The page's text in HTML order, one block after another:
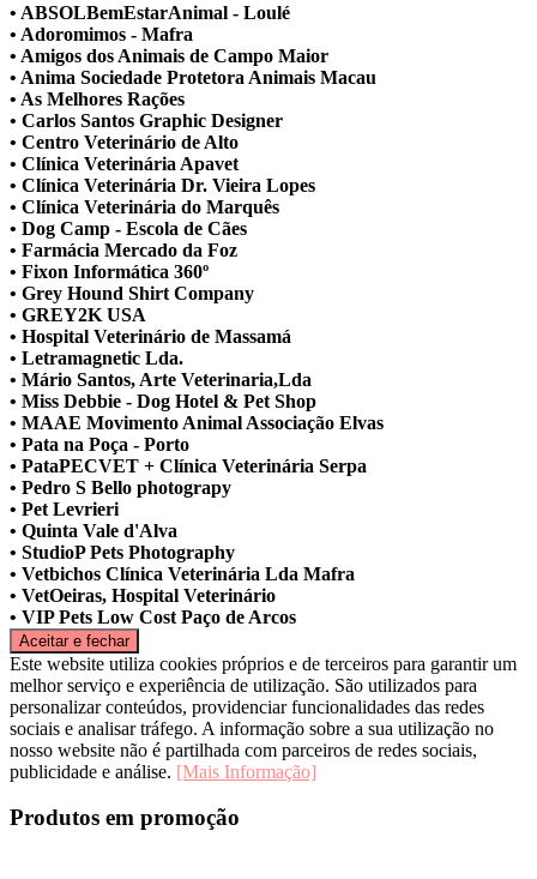
• ABSOLBemEstarAnimal - Loulé
• Adoromimos - Mafra
• Amigos dos Animais de Campo Maior
• Anima Sociedade Protetora Animais Macau
• As Melhores Rações
• Carlos Santos Graphic Designer
• Centro Veterinário de Alto
• Clínica Veterinária Apavet
• Clínica Veterinária Dr. Vieira Lopes
• Clínica Veterinária do Marquês
• Dog Camp - Escola de Cães
• Farmácia Mercado da Foz
• Fixon Informática 360º
• Grey Hound Shirt Company
• GREY2K USA
• Hospital Veterinário de Massamá
• Letramagnetic Lda.
• Mário Santos, Arte Veterinaria,Lda
• Miss Debbie - Dog Hotel & Pet Shop
• MAAE Movimento Animal Associação Elvas
• Pata na Poça - Porto
• PataPECVET + Clínica Veterinária Serpa
• Pedro S Bello photograpy
• Pet Levrieri
• Quinta Vale d'Alva
• StudioP Pets Photography
• Vetbichos Clínica Veterinária Lda Mafra
• VetOeiras, Hospital Veterinário
• VIP Pets Low Cost Paço de Arcos
Este website utiliza cookies próprios e de terceiros para garantir um
melhor serviço e experiência de utilização. São utilizados para
personalizar conteúdos, providenciar funcionalidades das redes
sociais e analisar tráfego. A informação sobre a sua utilização no
nosso website não é partilhada com parceiros de redes sociais,
publicidade e análise. [Mais Informação]
Produtos em promoção